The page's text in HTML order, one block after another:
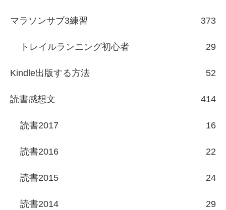
マラソンサブ3練習 373
トレイルランニング初心者 29
Kindle出版する方法 52
読書感想文 414
読書2017 16
読書2016 22
読書2015 24
読書2014 29